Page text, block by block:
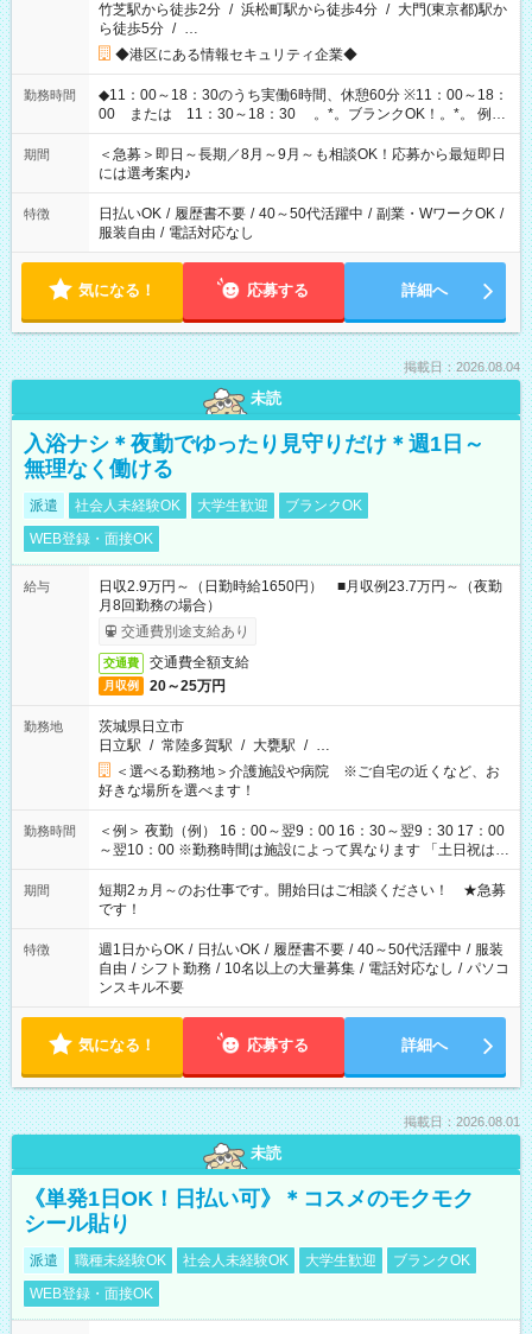
竹芝駅から徒歩2分 / 浜松町駅から徒歩4分 / 大門(東京都)駅か
ら徒歩5分 / …
◆港区にある情報セキュリティ企業◆
勤務時間
◆11：00～18：30のうち実働6時間、休憩60分 ※11：00～18：
00 または 11：30～18：30 。*。ブランクOK！。*。 例え
ば前職が、 在宅/財団法人/事務/コールセンター/受付/販売/カフェ
スタッフ スイーツ販売/ホテルフロント/化粧品販売/など 様々な
業界から入社して活躍されています♪
期間
＜急募＞即日～長期／8月～9月～も相談OK！応募から最短即日
には選考案内♪
特徴 日払いOK / 履歴書不要 / 40～50代活躍中 / 副業・WワークOK /
服装自由 / 電話対応なし
気になる！ 応募する 詳細へ
掲載日：2026.08.04
未読
入浴ナシ＊夜勤でゆったり見守りだけ＊週1日～
無理なく働ける
派遣 社会人未経験OK 大学生歓迎
ブランクOK
WEB登録・面接OK
給与
日収2.9万円～（日勤時給1650円） ■月収例23.7万円～（夜勤
月8回勤務の場合）
交通費別途支給あり
交通費 交通費全額支給
月収例 20～25万円
勤務地
茨城県日立市
日立駅 / 常陸多賀駅 / 大甕駅 / …
＜選べる勤務地＞介護施設や病院 ※ご自宅の近くなど、お
好きな場所を選べます！
勤務時間
＜例＞ 夜勤（例） 16：00～翌9：00 16：30～翌9：30 17：00
～翌10：00 ※勤務時間は施設によって異なります 「土日祝は休
みたい」 「しっかり稼ぎたい」 「もう少し遅い時間から始めた
い」など ご希望にあったお仕事をご案内いたします。 ※未経験
の方の場合は1～2ヶ月間は日中での仕事を経験いただき、 お
仕事に慣れてからの夜勤になります。 ★家庭の都合でお休みが
必要な場合も遠慮なくご相談ください。
期間
短期2ヵ月～のお仕事です。開始日はご相談ください！ ★急募
です！
特徴 週1日からOK / 日払いOK / 履歴書不要 / 40～50代活躍中 / 服装
自由 / シフト勤務 / 10名以上の大量募集 / 電話対応なし / パソコ
ンスキル不要
気になる！ 応募する 詳細へ
掲載日：2026.08.01
未読
《単発1日OK！日払い可》＊コスメのモクモク
シール貼り
派遣 職種未経験OK 社会人未経験OK 大学生歓迎
ブランクOK
WEB登録・面接OK